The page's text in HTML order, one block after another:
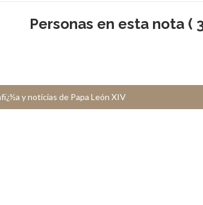
Personas en esta nota (
- Italia) el 17 de enero de 1955.